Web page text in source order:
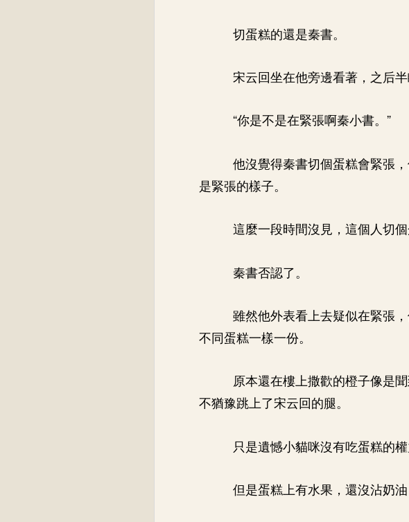
切蛋糕的還是秦書。
宋云回坐在他旁邊看著，之后
“你是不是在緊張啊秦小書。”
他沒覺得秦書切個蛋糕會緊張
是緊張的樣子。
這麼一段時間沒見，這個人切
秦書否認了。
雖然他外表看上去疑似在緊張
不同蛋糕一樣一份。
原本還在樓上撒歡的橙子像是
不猶豫跳上了宋云回的腿。
只是遺憾小貓咪沒有吃蛋糕的權
但是蛋糕上有水果，還沒沾奶